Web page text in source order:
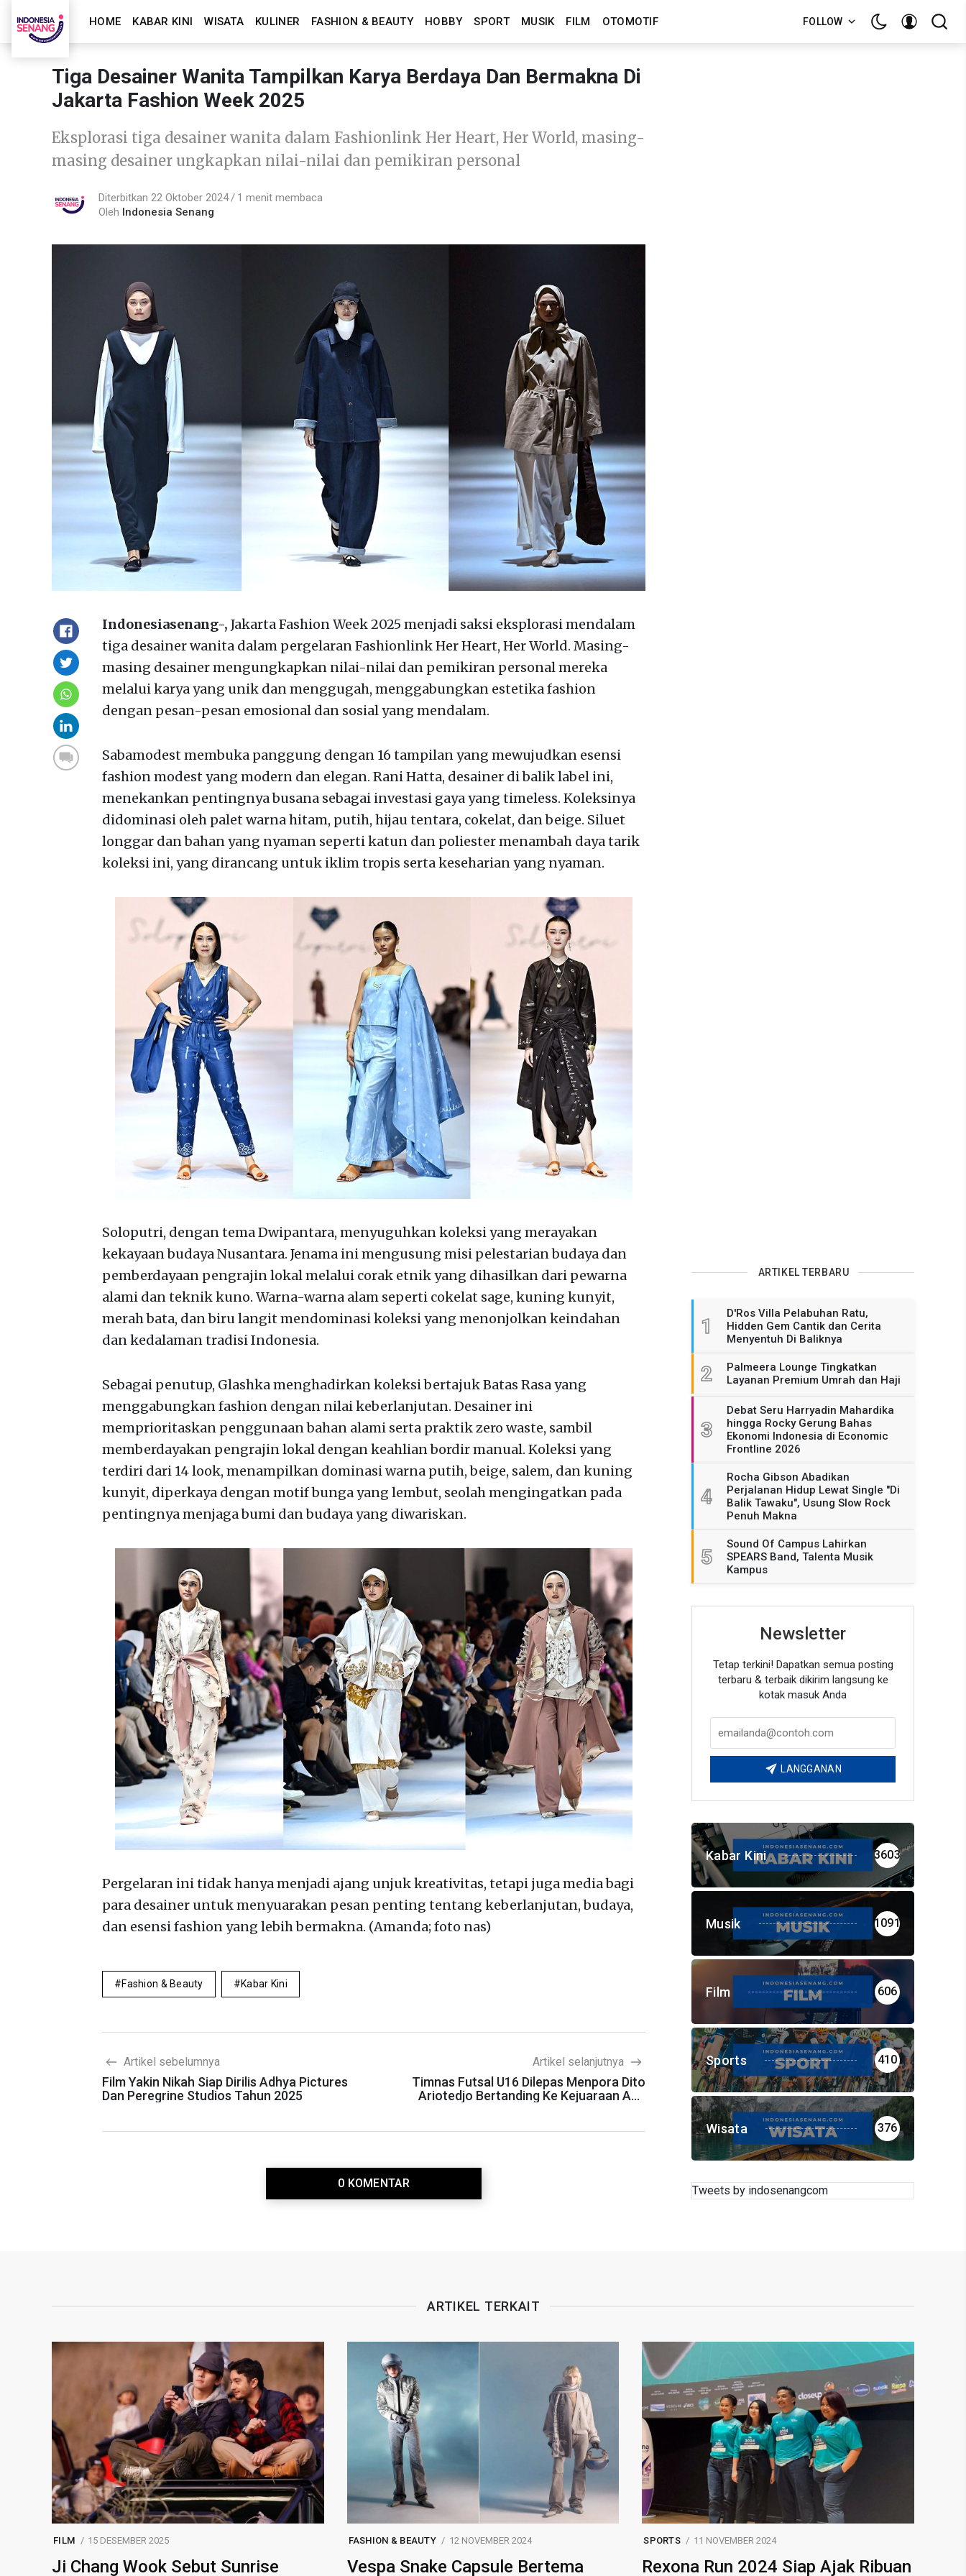
HOME KABAR KINI WISATA KULINER FASHION & BEAUTY HOBBY SPORT MUSIK FILM OTOMOTIF FOLLOW
Tiga Desainer Wanita Tampilkan Karya Berdaya Dan Bermakna Di
Jakarta Fashion Week 2025
Eksplorasi tiga desainer wanita dalam Fashionlink Her Heart, Her World, masing-
masing desainer ungkapkan nilai-nilai dan pemikiran personal
Diterbitkan 22 Oktober 2024
1 menit membaca
Oleh Indonesia Senang
Indonesiasenang-, Jakarta Fashion Week 2025 menjadi saksi eksplorasi mendalam
tiga desainer wanita dalam pergelaran Fashionlink Her Heart, Her World. Masing-
masing desainer mengungkapkan nilai-nilai dan pemikiran personal mereka
melalui karya yang unik dan menggugah, menggabungkan estetika fashion
dengan pesan-pesan emosional dan sosial yang mendalam.
Sabamodest membuka panggung dengan 16 tampilan yang mewujudkan esensi
fashion modest yang modern dan elegan. Rani Hatta, desainer di balik label ini,
menekankan pentingnya busana sebagai investasi gaya yang timeless. Koleksinya
didominasi oleh palet warna hitam, putih, hijau tentara, cokelat, dan beige. Siluet
longgar dan bahan yang nyaman seperti katun dan poliester menambah daya tarik
koleksi ini, yang dirancang untuk iklim tropis serta keseharian yang nyaman.
Soloputri, dengan tema Dwipantara, menyuguhkan koleksi yang merayakan
kekayaan budaya Nusantara. Jenama ini mengusung misi pelestarian budaya dan
pemberdayaan pengrajin lokal melalui corak etnik yang dihasilkan dari pewarna
alami dan teknik kuno. Warna-warna alam seperti cokelat sage, kuning kunyit,
merah bata, dan biru langit mendominasi koleksi yang menonjolkan keindahan
dan kedalaman tradisi Indonesia.
Sebagai penutup, Glashka menghadirkan koleksi bertajuk Batas Rasa yang
menggabungkan fashion dengan nilai keberlanjutan. Desainer ini
memprioritaskan penggunaan bahan alami serta praktik zero waste, sambil
memberdayakan pengrajin lokal dengan keahlian bordir manual. Koleksi yang
terdiri dari 14 look, menampilkan dominasi warna putih, beige, salem, dan kuning
kunyit, diperkaya dengan motif bunga yang lembut, seolah mengingatkan pada
pentingnya menjaga bumi dan budaya yang diwariskan.
Pergelaran ini tidak hanya menjadi ajang unjuk kreativitas, tetapi juga media bagi
para desainer untuk menyuarakan pesan penting tentang keberlanjutan, budaya,
dan esensi fashion yang lebih bermakna. (Amanda; foto nas)
Fashion & Beauty Kabar Kini
Artikel sebelumnya
Film Yakin Nikah Siap Dirilis Adhya Pictures
Dan Peregrine Studios Tahun 2025
Artikel selanjutnya
Timnas Futsal U16 Dilepas Menpora Dito
Ariotedjo Bertanding Ke Kejuaraan AFF
0 KOMENTAR
ARTIKEL TERBARU
1
D'Ros Villa Pelabuhan Ratu,
Hidden Gem Cantik dan Cerita
Menyentuh Di Baliknya
2
Palmeera Lounge Tingkatkan
Layanan Premium Umrah dan Haji
3
Debat Seru Harryadin Mahardika
hingga Rocky Gerung Bahas
Ekonomi Indonesia di Economic
Frontline 2026
4
Rocha Gibson Abadikan
Perjalanan Hidup Lewat Single "Di
Balik Tawaku", Usung Slow Rock
Penuh Makna
5
Sound Of Campus Lahirkan
SPEARS Band, Talenta Musik
Kampus
Newsletter
Tetap terkini! Dapatkan semua posting
terbaru & terbaik dikirim langsung ke
kotak masuk Anda
LANGGANAN
Kabar Kini 3603
Musik 1091
Film 606
Sports 410
Wisata 376
Tweets by indosenangcom
ARTIKEL TERKAIT
FILM 15 DESEMBER 2025
Ji Chang Wook Sebut Sunrise
FASHION & BEAUTY 12 NOVEMBER 2024
Vespa Snake Capsule Bertema
SPORTS 11 NOVEMBER 2024
Rexona Run 2024 Siap Ajak Ribuan